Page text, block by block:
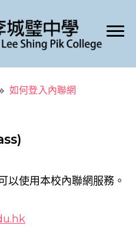
Pik College
如何登入內聯網
以使用本校內聯網服務。